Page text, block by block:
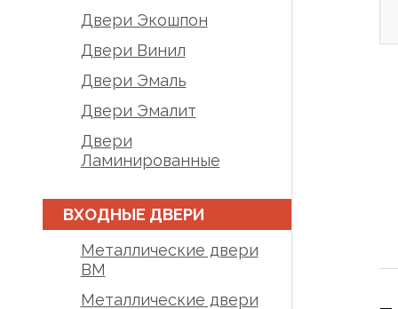
Двери Экошпон
Двери Винил
Двери Эмаль
Двери Эмалит
Двери
Ламинированные
ВХОДНЫЕ ДВЕРИ
Металлические двери
BM
Металлические двери